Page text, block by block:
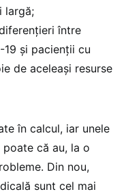
largă;
între
19 și pacienții cu
de aceleași resurse
în calcul, iar unele
că au, la o
Din nou,
sunt cel mai